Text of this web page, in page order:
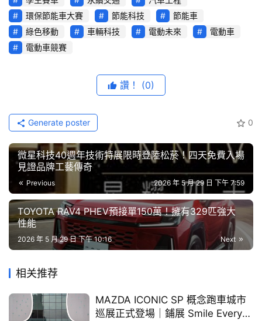
C
A
R
綜
口
中
古
車
行
百
大
古
買
本屆賽事邁入第34屆，共吸引來自全台12所大專院校、20
支隊伍參賽，為國內歷史最悠久且具指標性的學生車輛競賽
之一。
環保節能車大賽
節能科技
節能車
綠色移動
車輛科技 電動未來
電動車
電動車競賽
讚！ (0)
0
Generate poster
微星科技40週年技術特展限時登陸松菸！四天免費入場
見證品牌工藝傳奇
Previous 2026 年 5 月 29 日 下午 7:59
TOYOTA RAV4 PHEV預接單150萬！擁有329匹強大
性能
Next
2026 年 5 月 29 日 下午 10:16
相关推荐
MAZDA ICONIC SP 概念跑車城市
巡展正式登場｜鋪展 Smile Every